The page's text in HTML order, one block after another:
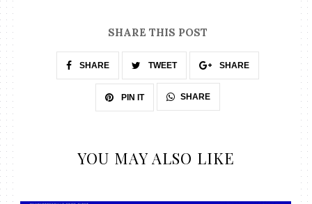
SHARE THIS POST
SHARE TWEET SHARE
PIN IT SHARE
YOU MAY ALSO LIKE